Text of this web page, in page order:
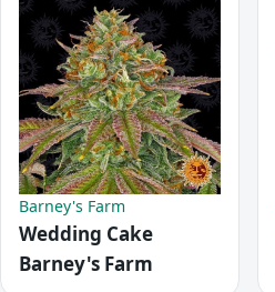
Barney's Farm
Wedding Cake
Barney's Farm